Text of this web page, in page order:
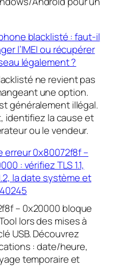
blacklisté : faut-il
l’IMEI ou récupérer
légalement ?
ne revient pas
une option.
généralement illégal.
identifiez la cause et
ou le vendeur.
erreur 0x80072f8f –
: vérifiez TLS 1.1,
la date système et
– 0x20000 bloque
lors des mises à
USB. Découvrez
: date/heure,
temporaire et